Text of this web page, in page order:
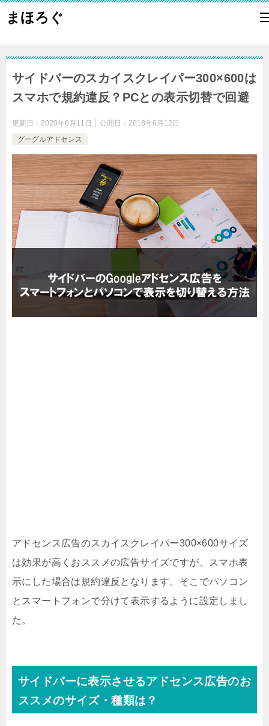
まほろぐ
サイドバーのスカイスクレイパー300×600は
スマホで規約違反？PCとの表示切替で回避
更新日： 2020年6月11日 公開日： 2018年6月12日
グーグルアドセンス
アドセンス広告のスカイスクレイパー300×600サイズ
は効果が高くおススメの広告サイズですが、スマホ表
示にした場合は規約違反となります。そこでパソコン
とスマートフォンで分けて表示するように設定しまし
た。
サイドバーに表示させるアドセンス広告のお
ススメのサイズ・種類は？